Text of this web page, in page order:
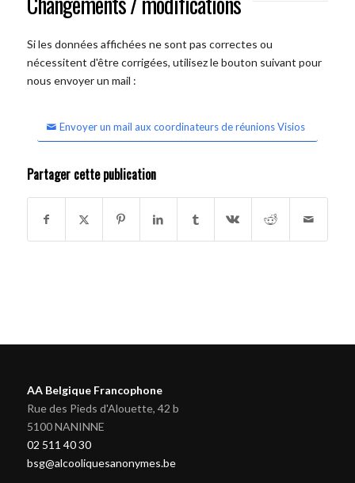
Si les données affichées ne sont pas correctes ou
nécessitent d'être corrigées, utilisez le bouton suivant pour
nous envoyer un mail :
Envoyer un mail aux coordinateurs de réunions Visios
Partager cette publication
AA Belgique Francophone
Rue des Pieds d'Alouette, 42 b
5100 NANINNE
02 511 40 30
bsg@alcooliquesanonymes.be